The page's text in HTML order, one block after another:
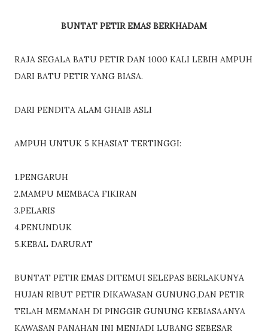
BUNTAT PETIR EMAS BERKHADAM
RAJA SEGALA BATU PETIR DAN 1000 KALI LEBIH AMPUH
DARI BATU PETIR YANG BIASA.
DARI PENDITA ALAM GHAIB ASLI
AMPUH UNTUK 5 KHASIAT TERTINGGI:
1.PENGARUH
2.MAMPU MEMBACA FIKIRAN
3.PELARIS
4.PENUNDUK
5.KEBAL DARURAT
BUNTAT PETIR EMAS DITEMUI SELEPAS BERLAKUNYA
HUJAN RIBUT PETIR DIKAWASAN GUNUNG,DAN PETIR
TELAH MEMANAH DI PINGGIR GUNUNG KEBIASAANYA
KAWASAN PANAHAN INI MENJADI LUBANG SEBESAR